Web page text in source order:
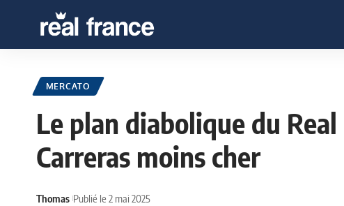
MERCATO
Le plan diabolique du
Carreras moins cher
Thomas Publié le 2 mai 2025